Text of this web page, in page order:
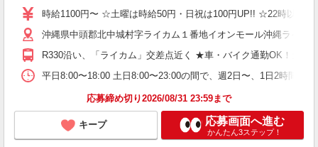
時給1100円〜 ☆土曜は時給50円・日祝は100円UP!! ☆22時以降は
沖縄県中頭郡北中城村字ライカム１番地イオンモール沖縄ライカ
R330沿い、「ライカム」交差点近く ★車・バイク通勤OK！ガ
平日8:00〜18:00 土日8:00〜23:00の間で、週2日〜、1日2時間
応募締め切り2026/08/31 23:59まで
キープ 応募画面へ進む
かんたん3ステップ！